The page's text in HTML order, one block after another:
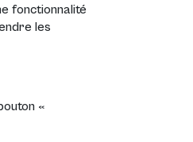
fonctionnalité
les
«